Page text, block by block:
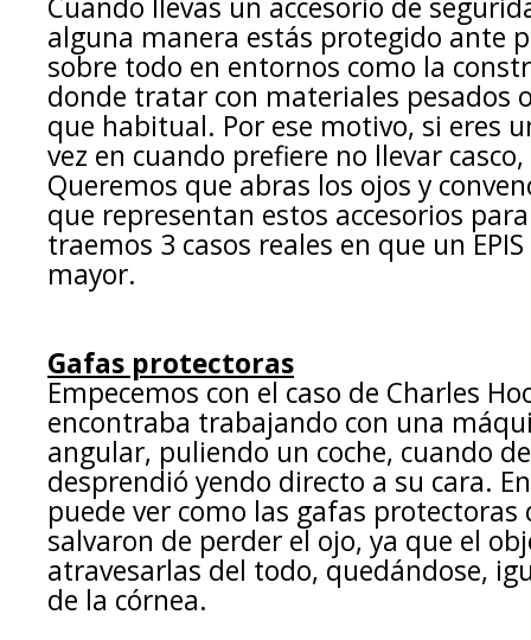
Cuando llevas un accesorio de
alguna manera estás protegido ante
sobre todo en entornos como la
donde tratar con materiales pesados
que habitual. Por ese motivo, si eres
vez en cuando prefiere no llevar
Queremos que abras los ojos y
que representan estos accesorios
traemos 3 casos reales en que un
mayor.
Gafas protectoras
Empecemos con el caso de Charles
encontraba trabajando con una
angular, puliendo un coche, cuando
desprendió yendo directo a su cara.
puede ver como las gafas protectoras
salvaron de perder el ojo, ya que el
atravesarlas del todo, quedándose,
de la córnea.